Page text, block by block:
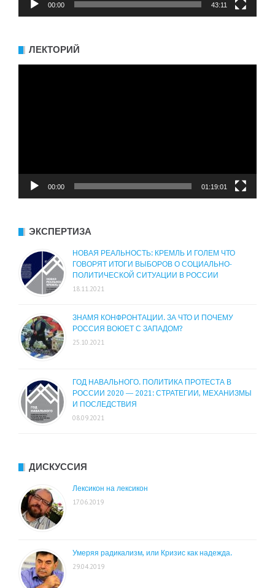
00:00 43:11
ЛЕКТОРИЙ
00:00 01:19:01
ЭКСПЕРТИЗА
НОВАЯ РЕАЛЬНОСТЬ: КРЕМЛЬ И ГОЛЕМ ЧТО
ГОВОРЯТ ИТОГИ ВЫБОРОВ О СОЦИАЛЬНО-
ПОЛИТИЧЕСКОЙ СИТУАЦИИ В РОССИИ
18.11.2021
ЗНАМЯ КОНФРОНТАЦИИ. ЗА ЧТО И ПОЧЕМУ
РОССИЯ ВОЮЕТ С ЗАПАДОМ?
25.10.2021
ГОД НАВАЛЬНОГО. ПОЛИТИКА ПРОТЕСТА В
РОССИИ 2020 — 2021: СТРАТЕГИИ, МЕХАНИЗМЫ
И ПОСЛЕДСТВИЯ
08.09.2021
ДИСКУССИЯ
Лексикон на лексикон
17.06.2019
Умеряя радикализм, или Кризис как надежда.
29.04.2019